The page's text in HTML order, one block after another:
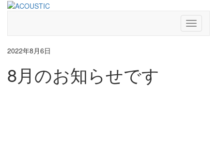
Skip
Toggle
2022年8月6日
8月のお知らせです